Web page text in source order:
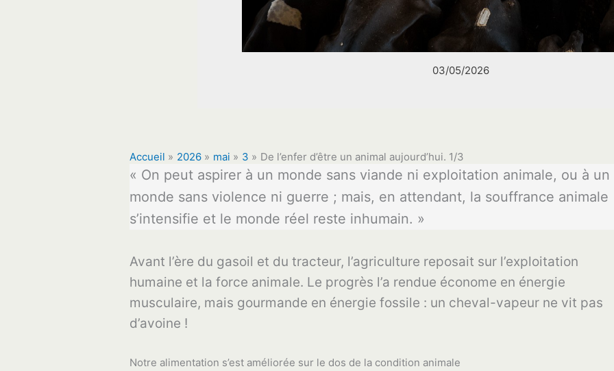
03/05/2026
Accueil 2026 mai 3 De l’enfer d’être un animal aujourd’hui. 1/3
« On peut aspirer à un monde sans viande ni exploitation animale, ou à un
monde sans violence ni guerre ; mais, en attendant, la souffrance animale
s’intensifie et le monde réel reste inhumain. »
Avant l’ère du gasoil et du tracteur, l’agriculture reposait sur l’exploitation
humaine et la force animale. Le progrès l’a rendue économe en énergie
musculaire, mais gourmande en énergie fossile : un cheval-vapeur ne vit pas
d’avoine !
Notre alimentation s’est améliorée sur le dos de la condition animale